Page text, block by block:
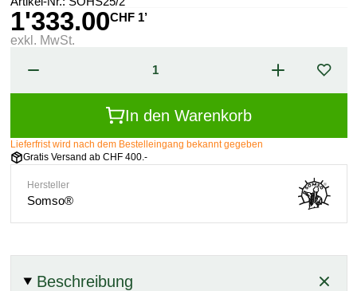
1'333.00CHF 1’
exkl. MwSt.
In den Warenkorb
Lieferfrist wird nach dem Bestelleingang bekannt gegeben
Gratis Versand ab CHF 400.-
Hersteller
Somso®
Beschreibung